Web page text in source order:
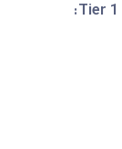
Tier 1
: